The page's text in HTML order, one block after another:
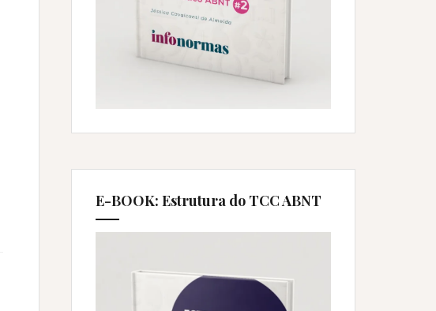
E-BOOK: Estrutura do TCC ABNT